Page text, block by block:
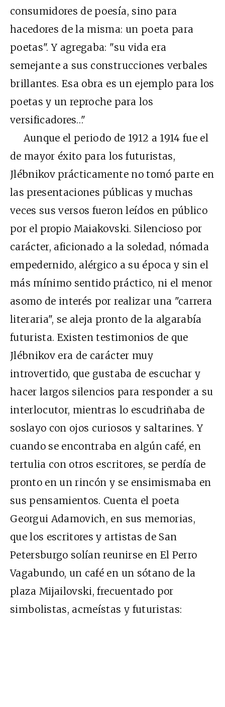
consumidores de poesía, sino para
hacedores de la misma: un poeta para
poetas". Y agregaba: "su vida era
semejante a sus construcciones verbales
brillantes. Esa obra es un ejemplo para los
poetas y un reproche para los
versificadores…"
Aunque el periodo de 1912 a 1914 fue el
de mayor éxito para los futuristas,
Jlébnikov prácticamente no tomó parte en
las presentaciones públicas y muchas
veces sus versos fueron leídos en público
por el propio Maiakovski. Silencioso por
carácter, aficionado a la soledad, nómada
empedernido, alérgico a su época y sin el
más mínimo sentido práctico, ni el menor
asomo de interés por realizar una "carrera
literaria", se aleja pronto de la algarabía
futurista. Existen testimonios de que
Jlébnikov era de carácter muy
introvertido, que gustaba de escuchar y
hacer largos silencios para responder a su
interlocutor, mientras lo escudriñaba de
soslayo con ojos curiosos y saltarines. Y
cuando se encontraba en algún café, en
tertulia con otros escritores, se perdía de
pronto en un rincón y se ensimismaba en
sus pensamientos. Cuenta el poeta
Georgui Adamovich, en sus memorias,
que los escritores y artistas de San
Petersburgo solían reunirse en El Perro
Vagabundo, un café en un sótano de la
plaza Mijailovski, frecuentado por
simbolistas, acmeístas y futuristas: